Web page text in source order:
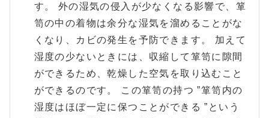
す。 外の湿気の侵入が少なくなる影響で、箪
笥の中の着物は余分な湿気を溜めることがな
くなり、カビの発生を予防できます。 加えて
湿度の少ないときには、収縮して箪笥に隙間
ができるため、乾燥した空気を取り込むこと
ができるのです。 この箪笥の持つ ”箪笥内の
湿度はほぼ一定に保つことができる ”という